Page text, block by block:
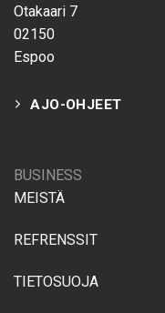
Otakaari 7
02150
Espoo
AJO-OHJEET
BUSINESS
MEISTÄ
REFRENSSIT
TIETOSUOJA